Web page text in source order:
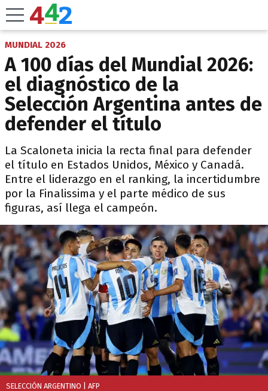
MUNDIAL 2026
A 100 días del Mundial 2026:
el diagnóstico de la
Selección Argentina antes de
defender el título
La Scaloneta inicia la recta final para defender
el título en Estados Unidos, México y Canadá.
Entre el liderazgo en el ranking, la incertidumbre
por la Finalissima y el parte médico de sus
figuras, así llega el campeón.
SELECCIÓN ARGENTINO | AFP